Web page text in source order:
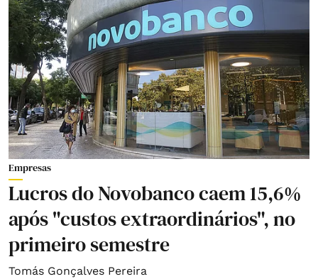
Empresas
Lucros do Novobanco caem 15,6%
após "custos extraordinários", no
primeiro semestre
Tomás Gonçalves Pereira